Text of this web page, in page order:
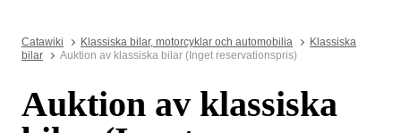
Catawiki Klassiska bilar, motorcyklar och automobilia
Klassiska
bilar
Auktion av klassiska bilar (Inget reservationspris)
Auktion av klassiska